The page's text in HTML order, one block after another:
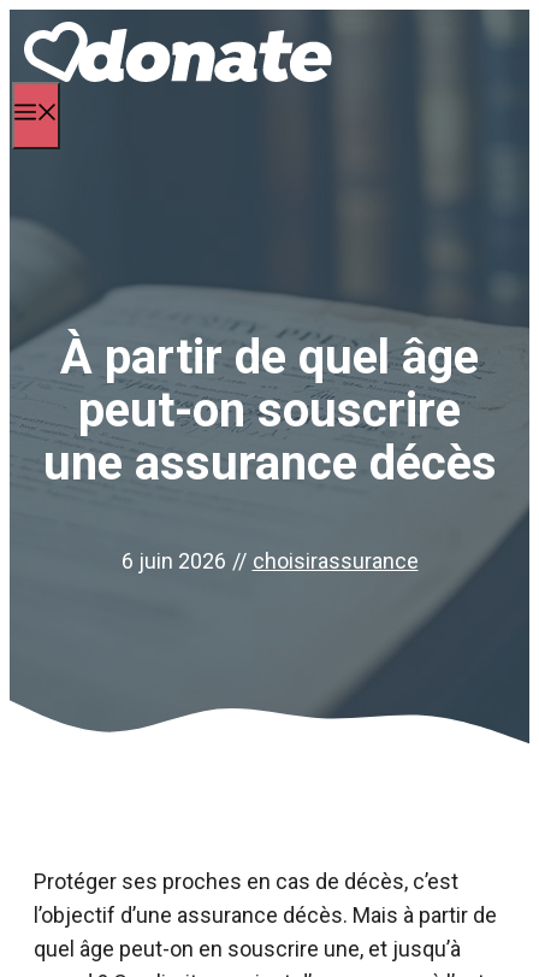
Aller
contenu
À partir de quel âge
peut-on souscrire
une assurance décès
6 juin 2026 // choisirassurance
Protéger ses proches en cas de décès, c’est
l’objectif d’une assurance décès. Mais à partir de
quel âge peut-on en souscrire une, et jusqu’à